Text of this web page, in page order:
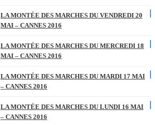
LA MONTÉE DES MARCHES DU VENDREDI 20
MAI – CANNES 2016
LA MONTÉE DES MARCHES DU MERCREDI 18
MAI – CANNES 2016
LA MONTÉE DES MARCHES DU MARDI 17 MAI
– CANNES 2016
LA MONTÉE DES MARCHES DU LUNDI 16 MAI
– CANNES 2016